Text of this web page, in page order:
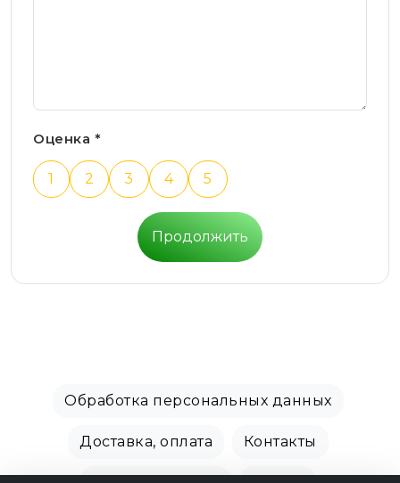
Оценка *
1 2 3 4 5
Продолжить
Обработка персональных данных
Доставка, оплата Контакты